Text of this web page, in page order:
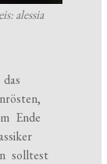
alessia
Ende
solltest